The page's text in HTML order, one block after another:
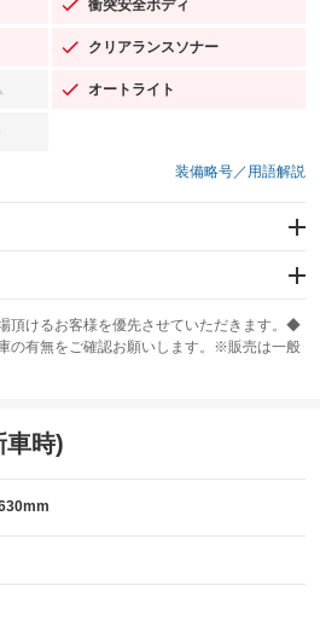
衝突安全ボディ
：装備あり
クリアランスソナー
：装備あり
オートライト
：装備あり
装備略号／用語解説
ABS
頂けるお客様を優先させていただきます。◆
の有無をご確認お願いします。※販売は一般
車時)